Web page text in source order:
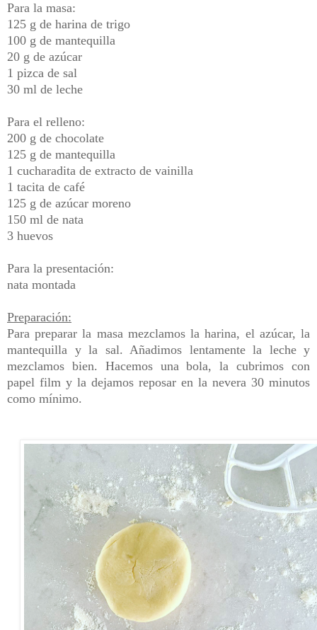
Para la masa:
125 g de harina de trigo
100 g de mantequilla
20 g de azúcar
1 pizca de sal
30 ml de leche
Para el relleno:
200 g de chocolate
125 g de mantequilla
1 cucharadita de extracto de vainilla
1 tacita de café
125 g de azúcar moreno
150 ml de nata
3 huevos
Para la presentación:
nata montada
Preparación:
Para preparar la masa mezclamos la harina, el azúcar, la
mantequilla y la sal. Añadimos lentamente la leche y
mezclamos bien. Hacemos una bola, la cubrimos con
papel film y la dejamos reposar en la nevera 30 minutos
como mínimo.